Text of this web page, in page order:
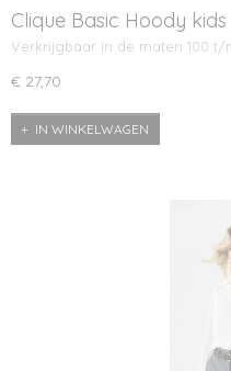
Clique Basic Hoody kids
Verkrijgbaar in de maten 100 t/
€ 27,70
IN WINKELWAGEN